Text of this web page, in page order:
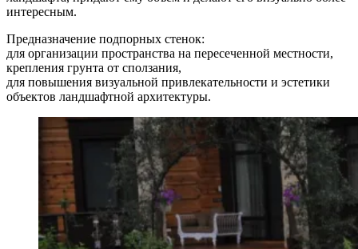
интересным.
Предназначение подпорных стенок:
для организации пространства на пересеченной местности,
крепления грунта от сползания,
для повышения визуальной привлекательности и эстетики
объектов ландшафтной архитектуры.